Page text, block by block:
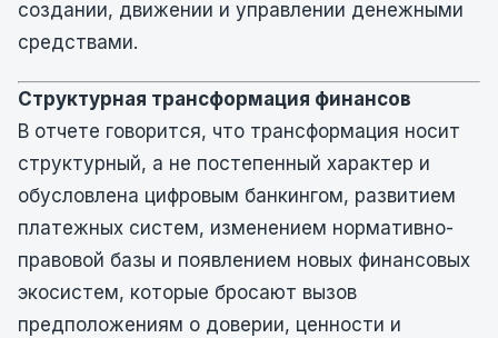
создании, движении и управлении денежными
средствами.
Структурная трансформация финансов
В отчете говорится, что трансформация носит
структурный, а не постепенный характер и
обусловлена цифровым банкингом, развитием
платежных систем, изменением нормативно-
правовой базы и появлением новых финансовых
экосистем, которые бросают вызов
предположениям о доверии, ценности и